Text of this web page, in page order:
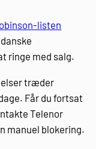
listen
ringe med salg.
træder
Får du fortsat
Telenor
manuel blokering.